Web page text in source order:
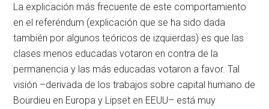
La explicación más frecuente de este comportamiento
en el referéndum (explicación que se ha sido dada
también por algunos teóricos de izquierdas) es que las
clases menos educadas votaron en contra de la
permanencia y las más educadas votaron a favor. Tal
visión –derivada de los trabajos sobre capital humano de
Bourdieu en Europa y Lipset en EEUU– está muy